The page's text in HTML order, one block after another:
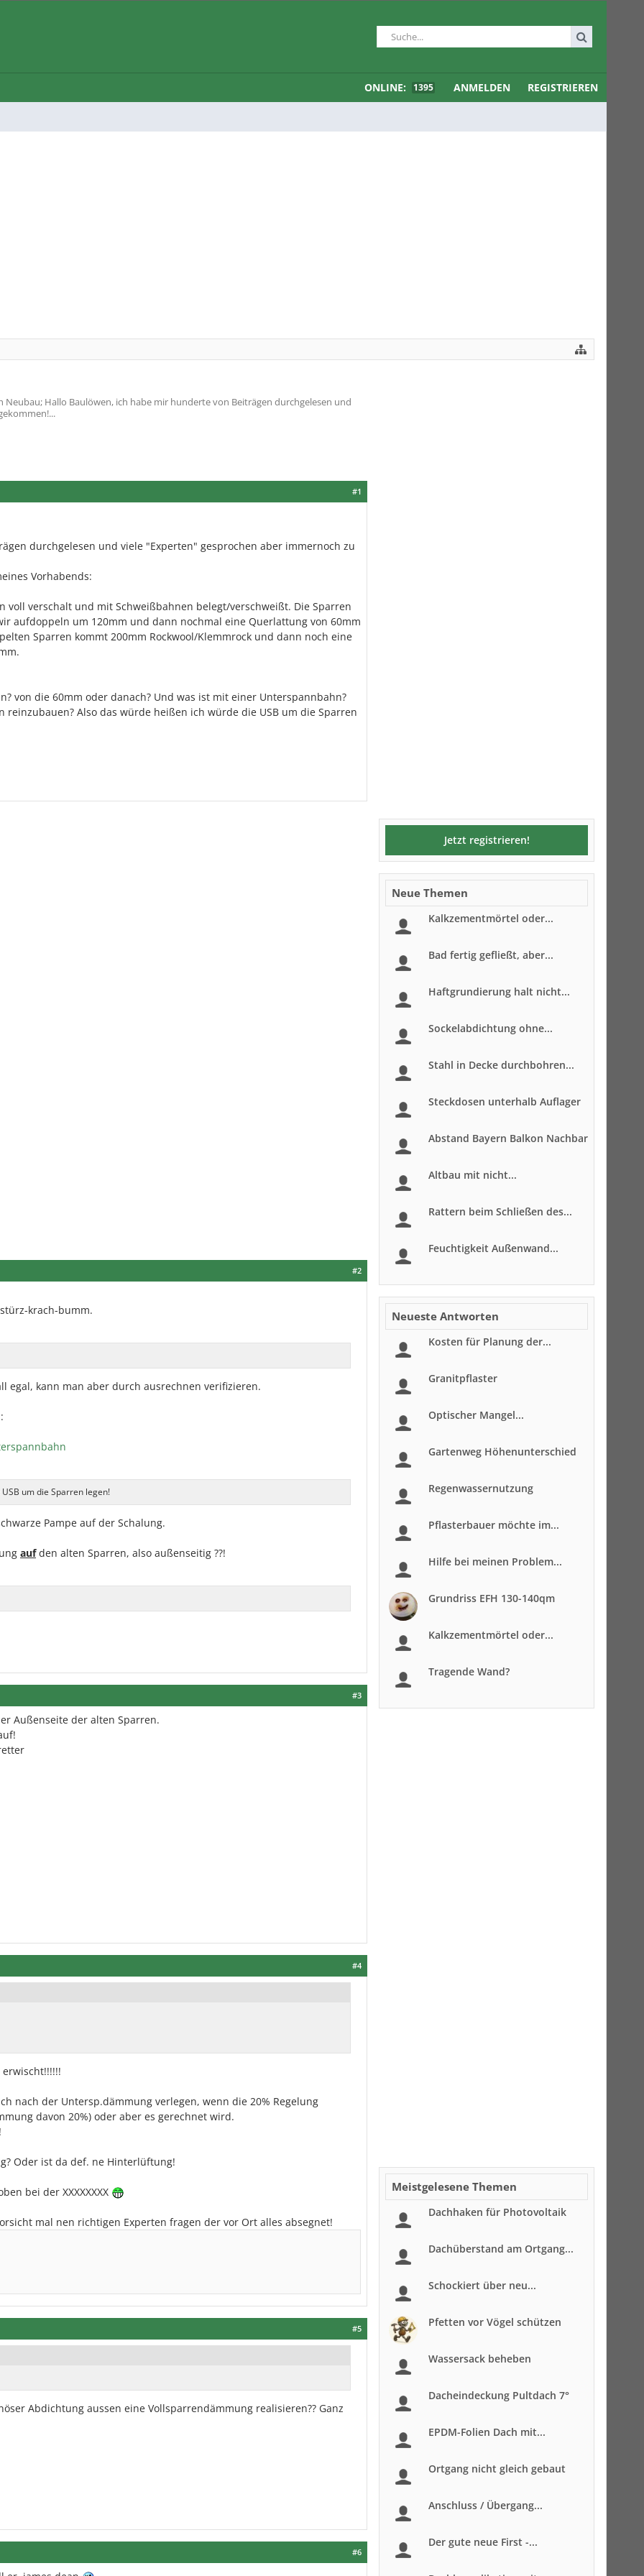
ONLINE: 1395 ANMELDEN REGISTRIEREN
Neubau; Hallo Baulöwen, ich habe mir hunderte von Beiträgen durchgelesen und
#1
durchgelesen und viele "Experten" gesprochen aber immernoch zu
Vorhabends:
voll verschalt und mit Schweißbahnen belegt/verschweißt. Die Sparren
aufdoppeln um 120mm und dann nochmal eine Querlattung von 60mm
Sparren kommt 200mm Rockwool/Klemmrock und dann noch eine
von die 60mm oder danach? Und was ist mit einer Unterspannbahn?
reinzubauen? Also das würde heißen ich würde die USB um die Sparren
#2
krach-bumm.
egal, kann man aber durch ausrechnen verifizieren.
um die Sparren legen!
Pampe auf der Schalung.
aufden alten Sparren, also außenseitig ??!
#3
Außenseite der alten Sparren.
#4
nach der Untersp.dämmung verlegen, wenn die 20% Regelung
davon 20%) oder aber es gerechnet wird.
Oder ist da def. ne Hinterlüftung!
bei der XXXXXXXX
mal nen richtigen Experten fragen der vor Ort alles absegnet!
#5
Abdichtung aussen eine Vollsparrendämmung realisieren?? Ganz
#6
Jetzt registrieren!
Neue Themen
Kalkzementmörtel oder...
Bad fertig gefließt, aber...
Haftgrundierung halt nicht...
Sockelabdichtung ohne...
Stahl in Decke durchbohren...
Steckdosen unterhalb Auflager
Abstand Bayern Balkon Nachbar
Altbau mit nicht...
Rattern beim Schließen des...
Feuchtigkeit Außenwand...
Neueste Antworten
Kosten für Planung der...
Granitpflaster
Optischer Mangel...
Gartenweg Höhenunterschied
Regenwassernutzung
Pflasterbauer möchte im...
Hilfe bei meinen Problem...
Grundriss EFH 130-140qm
Kalkzementmörtel oder...
Tragende Wand?
Meistgelesene Themen
Dachhaken für Photovoltaik
Dachüberstand am Ortgang...
Schockiert über neu...
Pfetten vor Vögel schützen
Wassersack beheben
Dacheindeckung Pultdach 7°
EPDM-Folien Dach mit...
Ortgang nicht gleich gebaut
Anschluss / Übergang...
Der gute neue First -...